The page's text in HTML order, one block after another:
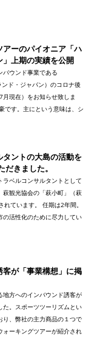
アーのパイオニア「ハ
上期の実績を公開
バウンド事業である
ド・ジャパン）のコロナ後
現在）をお知らせ致しま
です。主にという意味は、シ
ントの大島の活動を
きました。
ベルコンサルタントとして
観光協会の「萩小町」（萩
ています。 任期は2年間。
活性化のために尽力してい
が「事業構想」に掲
方へのインバウンド誘客が
た。スポーツツーリズムとい
り、弊社の主力商品の１つで
ーキングツアーが紹介され